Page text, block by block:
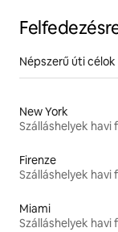
Népszerű úti
New York
Firenze
Miami